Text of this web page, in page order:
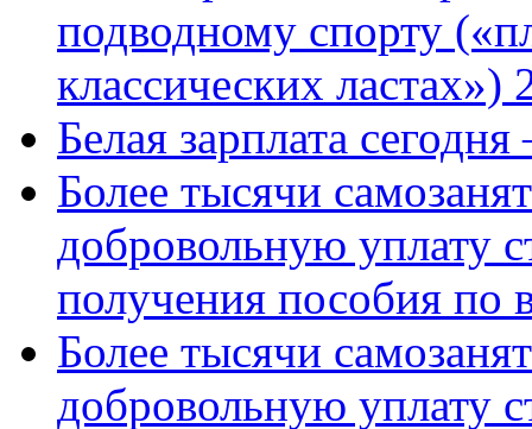
подводному спорту
классических ластах»)
Белая зарплата
Более тысячи
добровольную уплату
получения пособия по
Более тысячи
добровольную уплату